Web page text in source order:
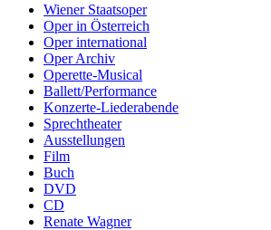
Wiener Staatsoper
Oper in Österreich
Oper international
Oper Archiv
Operette-Musical
Ballett/Performance
Konzerte-Liederabende
Sprechtheater
Ausstellungen
Film
Buch
DVD
CD
Renate Wagner